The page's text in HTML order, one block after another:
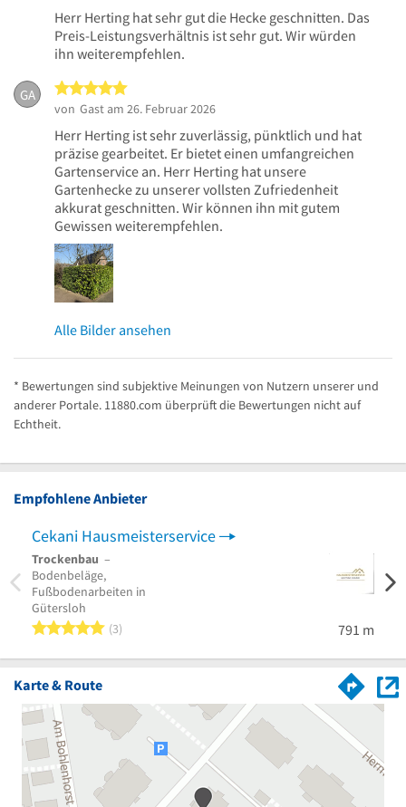
Herr Herting hat sehr gut die Hecke geschnitten. Das
Preis-Leistungsverhältnis ist sehr gut. Wir würden
ihn weiterempfehlen.
GA
von Gast am 26. Februar 2026
Herr Herting ist sehr zuverlässig, pünktlich und hat
präzise gearbeitet. Er bietet einen umfangreichen
Gartenservice an. Herr Herting hat unsere
Gartenhecke zu unserer vollsten Zufriedenheit
akkurat geschnitten. Wir können ihn mit gutem
Gewissen weiterempfehlen.
Alle Bilder ansehen
* Bewertungen sind subjektive Meinungen von Nutzern unserer und
anderer Portale. 11880.com überprüft die Bewertungen nicht auf
Echtheit.
Empfohlene Anbieter
Cekani Hausmeisterservice
Trockenbau –
Bodenbeläge,
Fußbodenarbeiten in
Gütersloh
5 von 5 Sternen
3 791 m
Karte & Route